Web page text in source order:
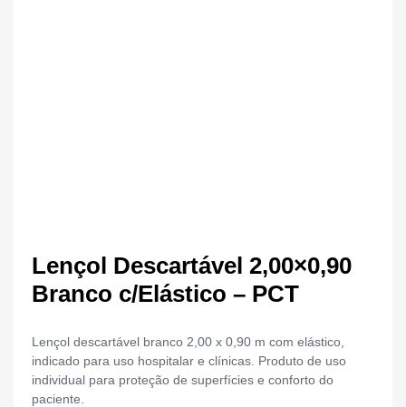
Lençol Descartável 2,00×0,90
Branco c/Elástico – PCT
Lençol descartável branco 2,00 x 0,90 m com elástico,
indicado para uso hospitalar e clínicas. Produto de uso
individual para proteção de superfícies e conforto do
paciente.